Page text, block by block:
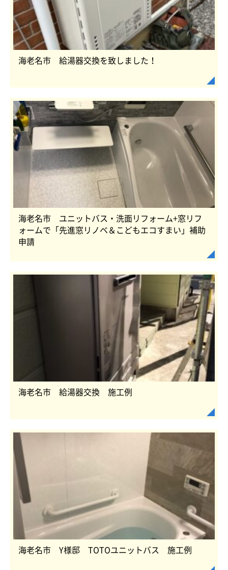
海老名市 給湯器交換を致しました！
海老名市 ユニットバス・洗面リフォーム+窓リフ
ォームで「先進窓リノベ＆こどもエコすまい」補助
申請
海老名市 給湯器交換 施工例
海老名市 Y様邸 TOTOユニットバス 施工例